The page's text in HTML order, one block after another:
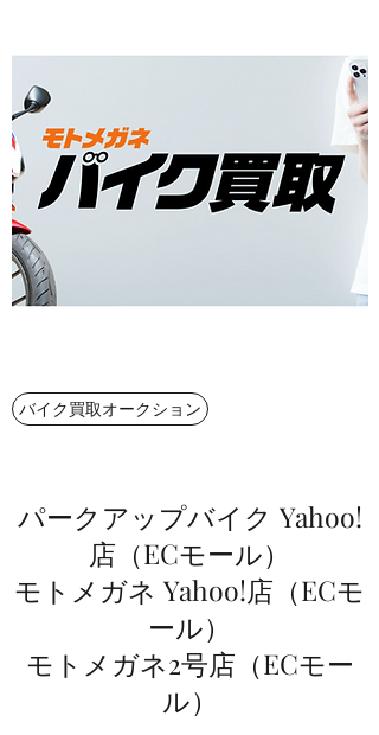
バイク買取オークション
パークアップバイク Yahoo!
店（ECモール）
モトメガネ Yahoo!店（ECモ
ール）
​モトメガネ2号店（ECモー
ル）